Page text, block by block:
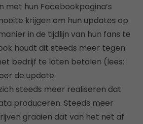
met hun Facebookpagina’s
krijgen om hun updates op
in de tijdlijn van hun fans te
houdt dit steeds meer tegen
bedrijf te laten betalen (lees:
de update.
steeds meer realiseren dat
produceren. Steeds meer
graaien dat van het net af